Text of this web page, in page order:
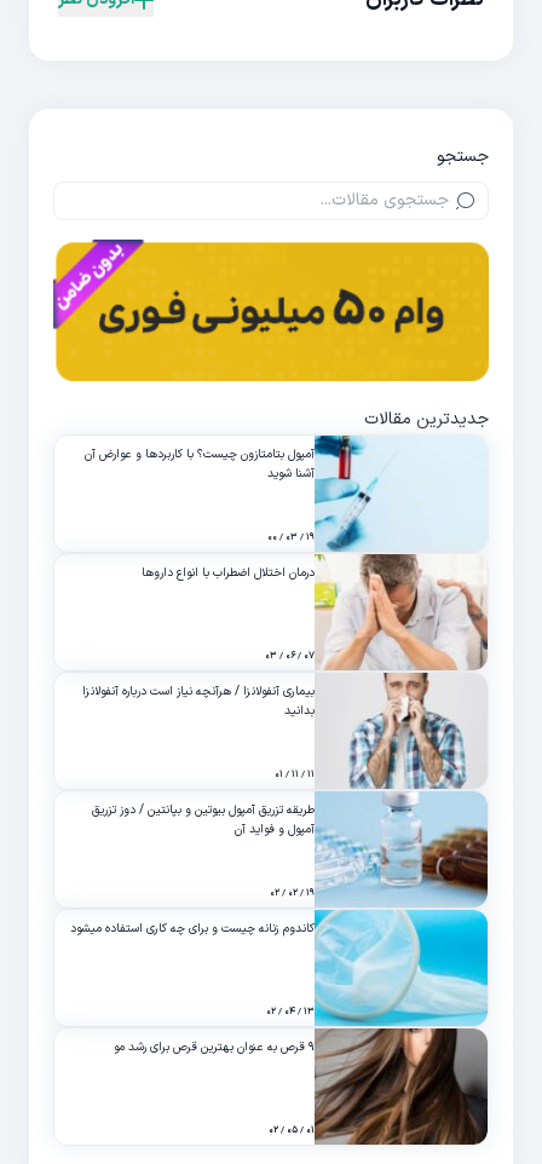
جستجو
جدیدترین مقالات
آمپول بتامتازون چیست؟ با کاربردها و عوارض آن
آشنا شوید
۱۹ / ۰۳ / ۰۰
درمان اختلال اضطراب با انواع داروها
۰۷ / ۰۶ / ۰۳
بیماری آنفولانزا / هرآنچه نیاز است درباره آنفولانزا
بدانید
۱۱ / ۱۱ / ۰۱
طریقه تزریق آمپول بیوتین و بپانتین / دوز تزریق
آمپول و فواید آن
۱۹ / ۰۲ / ۰۲
کاندوم زنانه چیست و برای چه کاری استفاده میشود
۱۳ / ۰۴ / ۰۲
۹ قرص به عنوان بهترین قرص برای رشد مو
۰۱ / ۰۵ / ۰۲